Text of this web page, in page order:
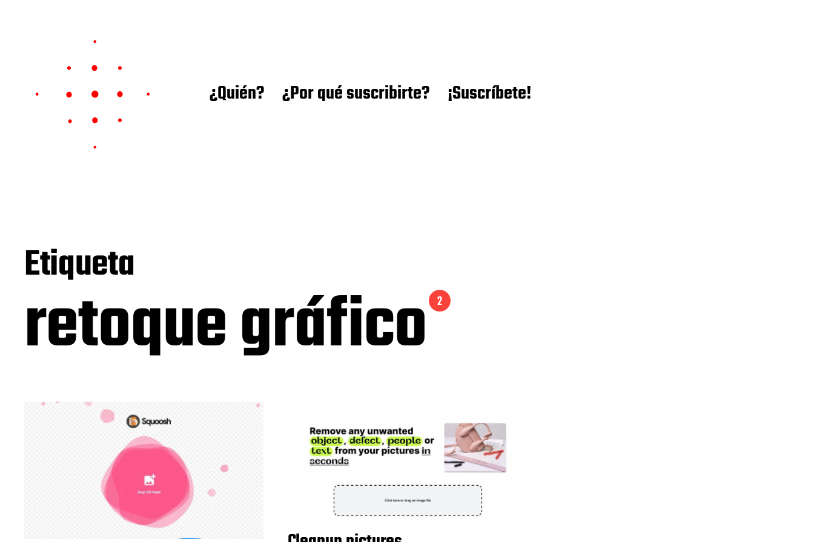
¿Quién? ¿Por qué suscribirte? ¡Suscríbete!
Etiqueta
retoque gráfico2